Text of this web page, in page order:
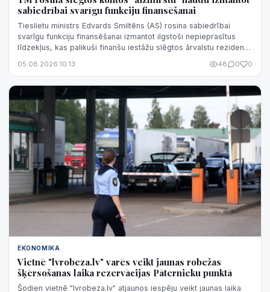
sabiedrībai svarīgu funkciju finansēšanai
Tieslietu ministrs Edvards Smiltēns (AS) rosina sabiedrībai
svarīgu funkciju finansēšanai izmantot ilgstoši nepieprasītus
līdzekļus, kas palikuši finanšu iestāžu slēgtos ārvalstu rezidentu
05.08.2026 10:13 48 0 0
EKONOMIKA
Vietnē "lvrobeza.lv" varēs veikt jaunas robežas
šķērsošanas laika rezervācijas Pāternieku punktā
Šodien vietnē "lvrobeza.lv" atjaunos iespēju veikt jaunas laika